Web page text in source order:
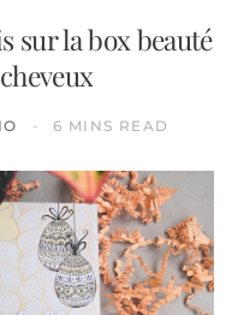
sur la box beauté
6 MINS READ